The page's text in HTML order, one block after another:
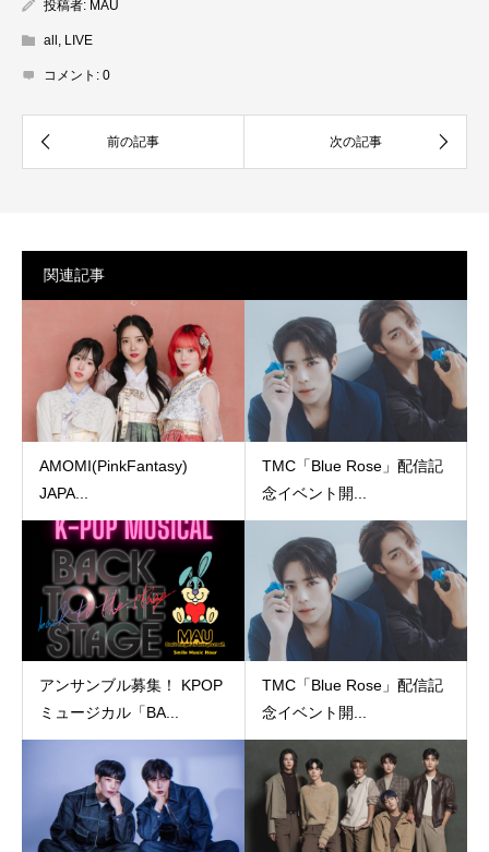
投稿者: MAU
all , LIVE
コメント: 0
関連記事
AMOMI(PinkFantasy)
JAPA...
TMC「Blue Rose」配信記
念イベント開...
アンサンブル募集！ KPOP
ミュージカル「BA...
TMC「Blue Rose」配信記
念イベント開...